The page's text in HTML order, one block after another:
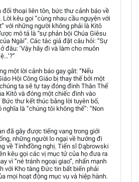
đối thoại liên tôn, bức thư cảnh báo về
kêu gọi “cùng nhau cầu nguyện với
với những người không phải là Kitô
mô tả là “sự phản bội Chúa Giêsu
Ngài”. Các tác giả đặt câu hỏi: “Sự
đâu: ‘Vậy hãy đi và làm cho muôn
một lời cảnh báo gay gắt: “Nếu
Hội Công Giáo bị thay thế bởi một
ta sẽ tự tay đóng đinh Thân Thể
Kitô và đóng một chiếc đinh vào
Bức thư kết thúc bằng lời tuyên bố,
là “chúng tôi không thể”: “Non
đã gây được tiếng vang trong giới
những người lo ngại về hướng đi
về Tínhđồng nghị. Tiến sĩ Dąbrowski
kêu gọi các vị mục tử của họ đưa ra
vì “né tránh ngoại giao”, nhấn mạnh
với Kho tàng Đức tin bất biến phải
mọi hoạt động mục vụ và hiệp hành.